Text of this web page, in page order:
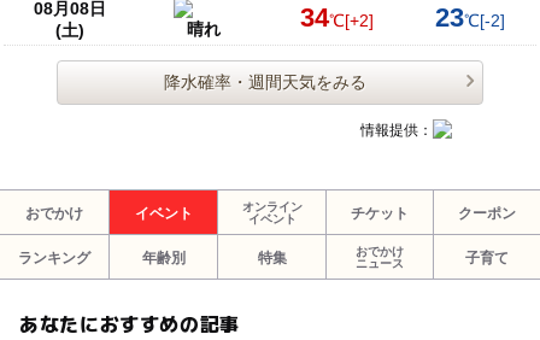
08月08日
(土)
晴れ 34℃[+2] 23℃[-2]
降水確率・週間天気をみる
情報提供：
おでかけ イベント
オンライン
イベント
チケット クーポン
ランキング 年齢別 特集
おでかけ
ニュース
子育て
あなたにおすすめの記事